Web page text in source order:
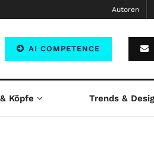
Autoren
AI COMPETENCE
Köpfe Trends &